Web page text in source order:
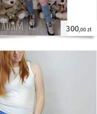
300,00 zł